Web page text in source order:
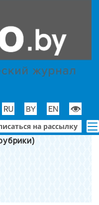
на рассылку